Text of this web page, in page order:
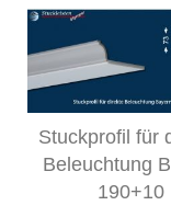
Stuckprofil für
Beleuchtung
190+10